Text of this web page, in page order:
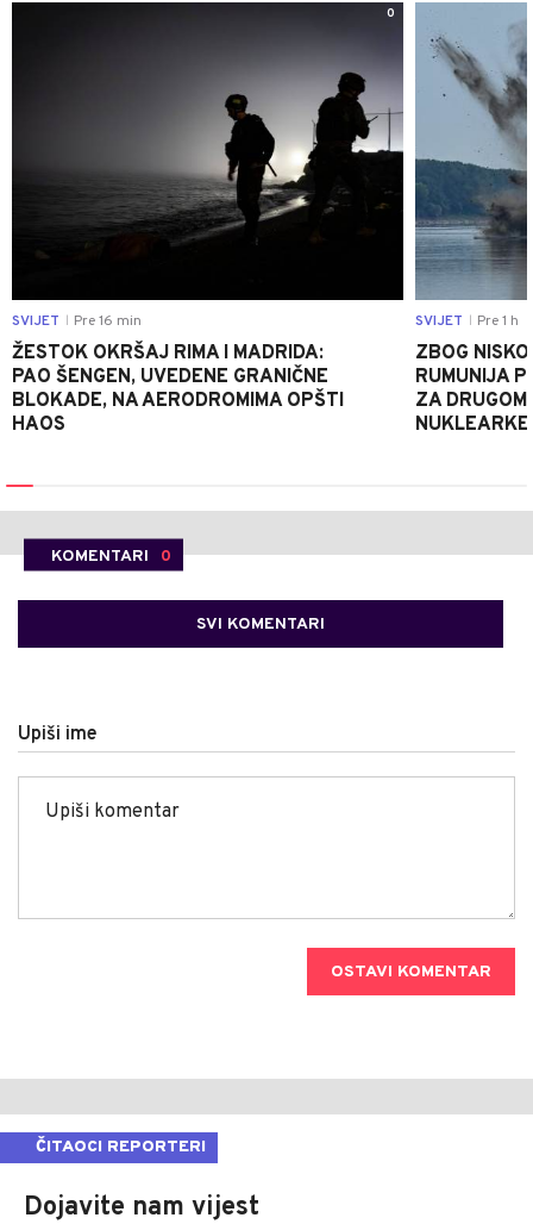
0
SVIJET Pre 16 min
ŽESTOK OKRŠAJ RIMA I MADRIDA:
PAO ŠENGEN, UVEDENE GRANIČNE
BLOKADE, NA AERODROMIMA OPŠTI
HAOS
SVIJET Pre 1 h
ZBOG
RUMUNIJA
ZA
NUKLEARKE
KOMENTARI 0
SVI KOMENTARI
Upiši ime
OSTAVI KOMENTAR
ČITAOCI REPORTERI
Dojavite nam vijest